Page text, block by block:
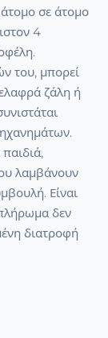
σε άτομο
4
του, μπορεί
ζάλη ή
λαμβάνουν
Είναι
δεν
διατροφή